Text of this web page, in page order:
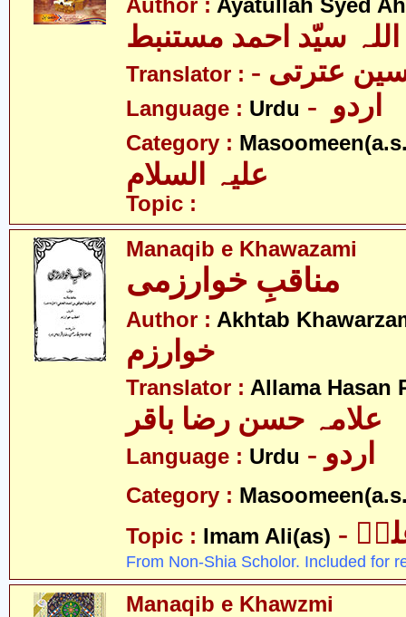
Author : Ayatullah Syed
سیّد احمد مستنبط
Translator : عترتی
Language : Urdu
Category :
Topic :
Manaqib e Khawazami
مناقبِ خوارزمی
Author : Akhtab
خوارزم
Translator : Allama Hasan
علامہ حسن رضا باقر
Language : Urdu - اردو
Category :
Topic : Imam Ali(as)
From Non-Shia Scholor. Included for
Manaqib e Khawzmi